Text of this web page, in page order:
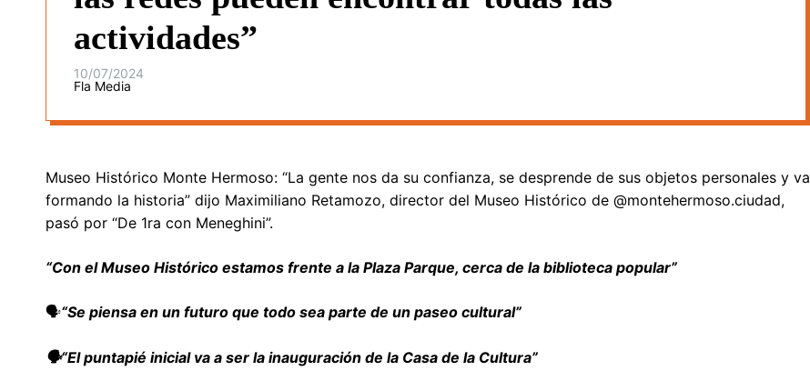
actividades”
10/07/2024
Fla Media
Museo Histórico Monte Hermoso: “La gente nos da su confianza, se desprende de sus objetos personales y va
formando la historia” dijo Maximiliano Retamozo, director del Museo Histórico de @montehermoso.ciudad,
pasó por “De 1ra con Meneghini”.
“Con el Museo Histórico estamos frente a la Plaza Parque, cerca de la biblioteca popular”
🗣️“Se piensa en un futuro que todo sea parte de un paseo cultural”
🗣️“El puntapié inicial va a ser la inauguración de la Casa de la Cultura”